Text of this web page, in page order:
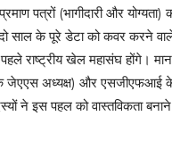
पत्रों (भागीदारी और
दो साल के पूरे डेटा को कवर करने
राष्ट्रीय खेल महासंघ होंगे।
अध्यक्ष) और एसजीएफआई के
ने इस पहल को वास्तविकता